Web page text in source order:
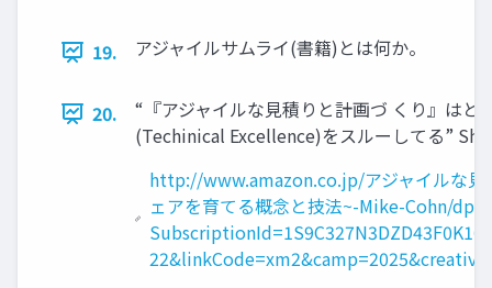
19. アジャイルサムライ(書籍)とは何か。
20.
“『アジャイルな見積りと計画づ くり』はと
(Techinical Excellence)をスルーしてる”
http://www.amazon.co.jp/アジャイルな見
ェアを育てる概念と技法~-Mike-Cohn/dp/